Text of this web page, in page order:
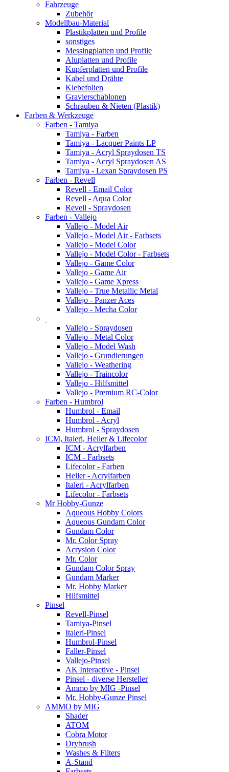
Fahrzeuge
Zubehör
Modellbau-Material
Plastikplatten und Profile
sonstiges
Messingplatten und Profile
Aluplatten und Profile
Kupferplatten und Profile
Kabel und Drähte
Klebefolien
Gravierschablonen
Schrauben & Nieten (Plastik)
Farben & Werkzeuge
Farben - Tamiya
Tamiya - Farben
Tamiya - Lacquer Paints LP
Tamiya - Acryl Spraydosen TS
Tamiya - Acryl Spraydosen AS
Tamiya - Lexan Spraydosen PS
Farben - Revell
Revell - Email Color
Revell - Aqua Color
Revell - Spraydosen
Farben - Vallejo
Vallejo - Model Air
Vallejo - Model Air - Farbsets
Vallejo - Model Color
Vallejo - Model Color - Farbsets
Vallejo - Game Color
Vallejo - Game Air
Vallejo - Game Xpress
Vallejo - True Metallic Metal
Vallejo - Panzer Aces
Vallejo - Mecha Color
Vallejo - Spraydosen
Vallejo - Metal Color
Vallejo - Model Wash
Vallejo - Grundierungen
Vallejo - Weathering
Vallejo - Traincolor
Vallejo - Hilfsmittel
Vallejo - Premium RC-Color
Farben - Humbrol
Humbrol - Email
Humbrol - Acryl
Humbrol - Spraydosen
ICM, Italeri, Heller & Lifecolor
ICM - Acrylfarben
ICM - Farbsets
Lifecolor - Farben
Heller - Acrylfarben
Italeri - Acrylfarben
Lifecolor - Farbsets
Mr Hobby-Gunze
Aqueous Hobby Colors
Aqueous Gundam Color
Gundam Color
Mr. Color Spray
Acrysion Color
Mr. Color
Gundam Color Spray
Gundam Marker
Mr. Hobby Marker
Hilfsmittel
Pinsel
Revell-Pinsel
Tamiya-Pinsel
Italeri-Pinsel
Humbrol-Pinsel
Faller-Pinsel
Vallejo-Pinsel
AK Interactive - Pinsel
Pinsel - diverse Hersteller
Ammo by MIG -Pinsel
Mr. Hobby-Gunze Pinsel
AMMO by MIG
Shader
ATOM
Cobra Motor
Drybrush
Washes & Filters
A-Stand